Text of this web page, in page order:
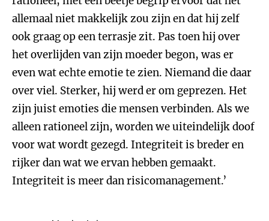
allemaal niet makkelijk zou zijn en dat hij zelf
ook graag op een terrasje zit. Pas toen hij over
het overlijden van zijn moeder begon, was er
even wat echte emotie te zien. Niemand die daar
over viel. Sterker, hij werd er om geprezen. Het
zijn juist emoties die mensen verbinden. Als we
alleen rationeel zijn, worden we uiteindelijk doof
voor wat wordt gezegd. Integriteit is breder en
rijker dan wat we ervan hebben gemaakt.
Integriteit is meer dan risicomanagement.’